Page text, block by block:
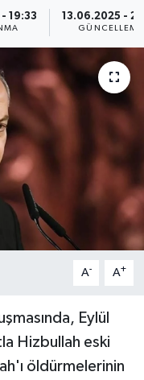
- 19:33 13.06.2025 -
GÜNCELLEME
A- A+
Eylül
Hizbullah eski
öldürmelerinin
izle